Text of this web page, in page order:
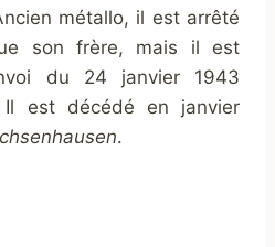
métallo, il est arrêté
son frère, mais il est
du 24 janvier 1943
Il est décédé en janvier
.